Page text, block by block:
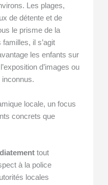
Les plages,
de détente et de
le prisme de la
il s’agit
les enfants sur
d’images ou
locale, un focus
concrets que
tout
à la police
locales